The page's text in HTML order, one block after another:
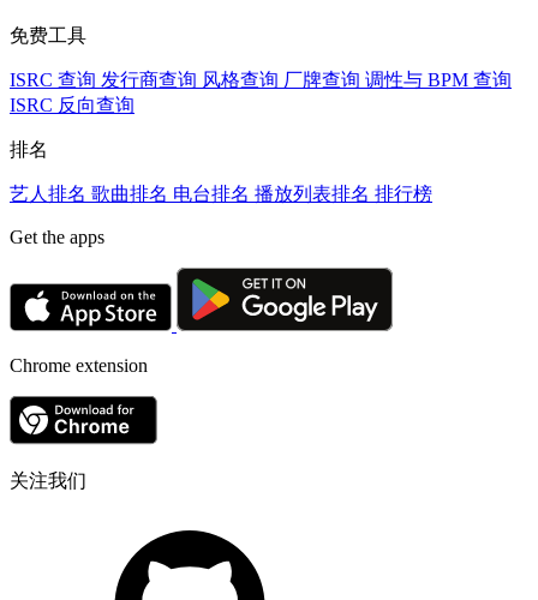
免费工具
ISRC 查询 发行商查询 风格查询 厂牌查询 调性与 BPM 查询
ISRC 反向查询
排名
艺人排名 歌曲排名 电台排名 播放列表排名 排行榜
Get the apps
Chrome extension
关注我们